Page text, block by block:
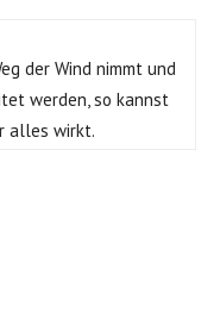
der Wind nimmt und
werden, so kannst
alles wirkt.